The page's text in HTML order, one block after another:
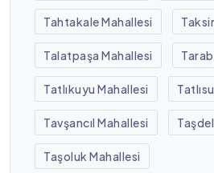
Tahtakale Mahallesi
Talatpaşa Mahallesi
Tatlıkuyu Mahallesi
Tavşancıl Mahallesi
Taşoluk Mahallesi